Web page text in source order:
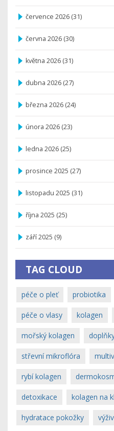
července 2026 (31)
června 2026 (30)
května 2026 (31)
dubna 2026 (27)
března 2026 (24)
února 2026 (23)
ledna 2026 (25)
prosince 2025 (27)
listopadu 2025 (31)
října 2025 (25)
září 2025 (9)
TAG CLOUD
péče o pleť probiotika
péče o vlasy kolagen
mořský kolagen
střevní mikroflóra
rybí kolagen
detoxikace kolagen na
hydratace pokožky